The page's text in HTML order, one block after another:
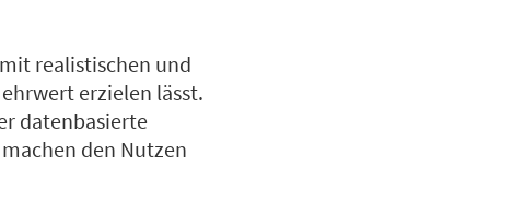
realistischen und
erzielen lässt.
datenbasierte
den Nutzen